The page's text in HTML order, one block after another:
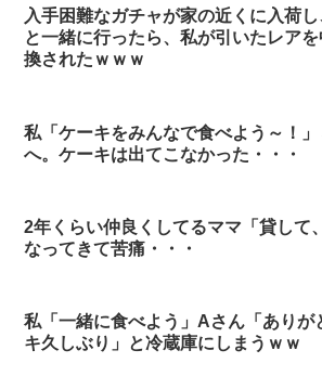
入手困難なガチャが家の近くに入荷
と一緒に行ったら、私が引いたレア
換されたｗｗｗ
私「ケーキをみんなで食べよう～！
へ。ケーキは出てこなかった・・・
2年くらい仲良くしてるママ「貸して
なってきて苦痛・・・
私「一緒に食べよう」Aさん「ありが
キ久しぶり」と冷蔵庫にしまうｗｗ